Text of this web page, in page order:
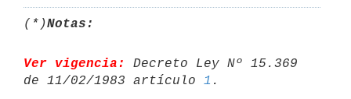
(*)Notas:
Ver vigencia:
Decreto Ley Nº 15.369
de 11/02/1983 artículo 1